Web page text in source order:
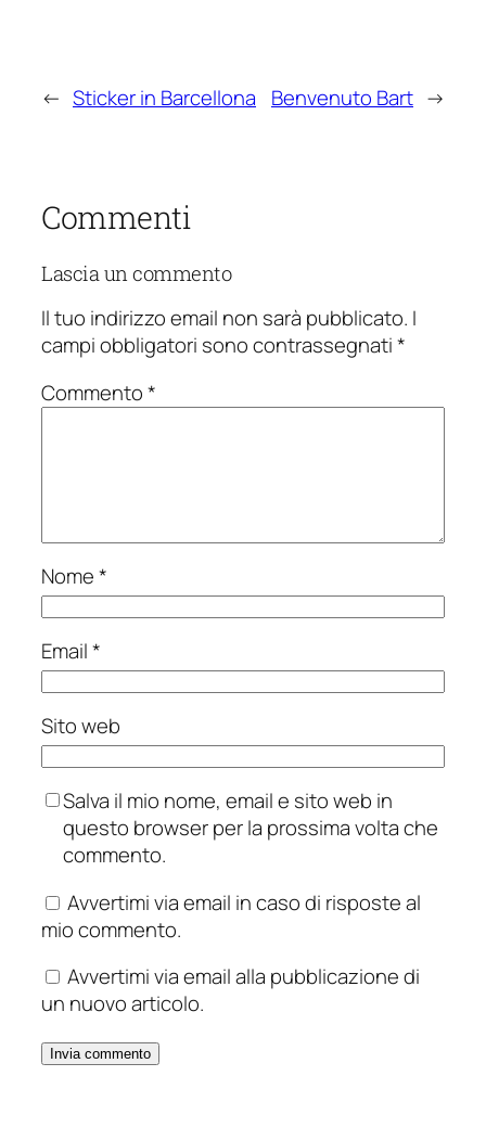
← Sticker in Barcellona Benvenuto Bart →
Commenti
Lascia un commento
Il tuo indirizzo email non sarà pubblicato. I
campi obbligatori sono contrassegnati*
Commento*
Nome*
Email*
Sito web
Salva il mio nome, email e sito web in
questo browser per la prossima volta che
commento.
Avvertimi via email in caso di risposte al
mio commento.
Avvertimi via email alla pubblicazione di
un nuovo articolo.